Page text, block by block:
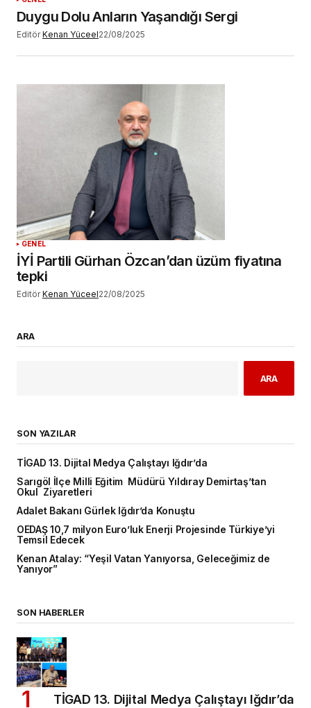
Duygu Dolu Anların Yaşandığı Sergi
Editör Kenan Yüceel22/08/2025
GENEL
İYİ Partili Gürhan Özcan’dan üzüm fiyatına
tepki
Editör Kenan Yüceel22/08/2025
ARA
ARA
SON YAZILAR
TİGAD 13. Dijital Medya Çalıştayı Iğdır’da
Sarıgöl İlçe Milli Eğitim Müdürü Yıldıray Demirtaş’tan
Okul Ziyaretleri
Adalet Bakanı Gürlek Iğdır’da Konuştu
OEDAŞ 10,7 milyon Euro’luk Enerji Projesinde Türkiye’yi
Temsil Edecek
Kenan Atalay: “Yeşil Vatan Yanıyorsa, Geleceğimiz de
Yanıyor”
SON HABERLER
TİGAD 13. Dijital Medya Çalıştayı Iğdır’da